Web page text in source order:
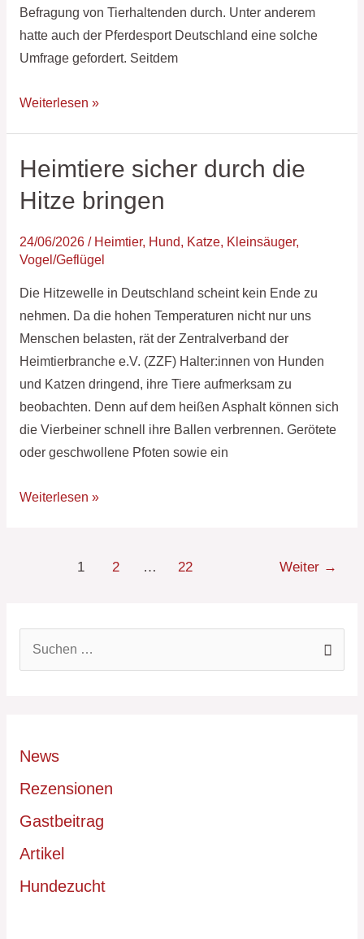
Befragung von Tierhaltenden durch. Unter anderem
hatte auch der Pferdesport Deutschland eine solche
Umfrage gefordert. Seitdem
Weiterlesen »
Heimtiere sicher durch die
Hitze bringen
24/06/2026 / Heimtier, Hund, Katze, Kleinsäuger,
Vogel/Geflügel
Die Hitzewelle in Deutschland scheint kein Ende zu
nehmen. Da die hohen Temperaturen nicht nur uns
Menschen belasten, rät der Zentralverband der
Heimtierbranche e.V. (ZZF) Halter:innen von Hunden
und Katzen dringend, ihre Tiere aufmerksam zu
beobachten. Denn auf dem heißen Asphalt können sich
die Vierbeiner schnell ihre Ballen verbrennen. Gerötete
oder geschwollene Pfoten sowie ein
Heimtiere
durch
Hitze
Weiterlesen »
1 2 … 22 Weiter →
e
n
a
c
h
News
Rezensionen
Gastbeitrag
Artikel
Hundezucht